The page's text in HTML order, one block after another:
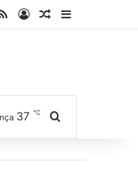
RSSIniciar sessió
Article aleatori
Sidebar
37 ℃